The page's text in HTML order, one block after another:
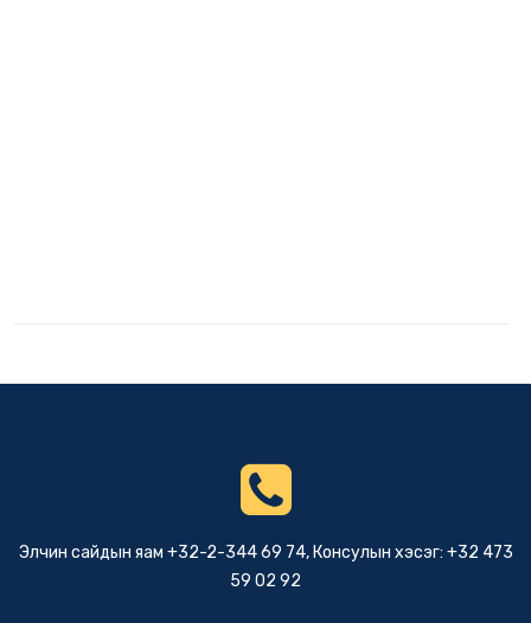
Элчин сайдын яам +32-2-344 69 74, Консулын хэсэг: +32 473
59 02 92